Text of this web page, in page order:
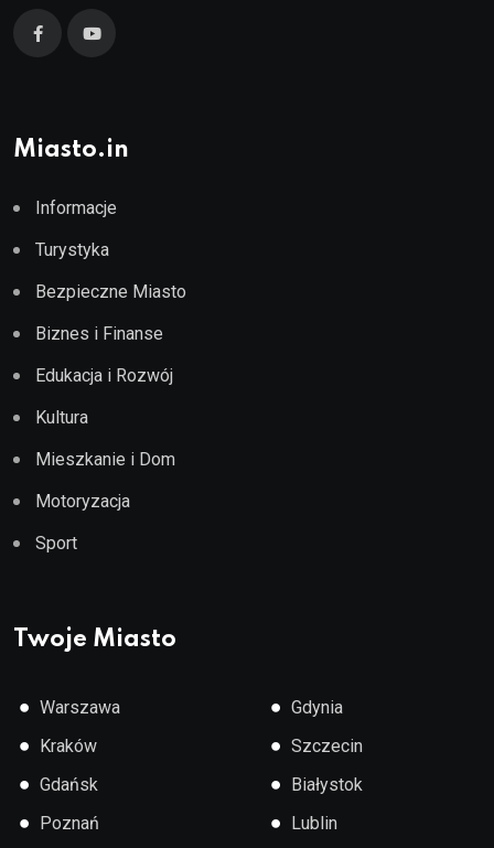
Miasto.in
Informacje
Turystyka
Bezpieczne Miasto
Biznes i Finanse
Edukacja i Rozwój
Kultura
Mieszkanie i Dom
Motoryzacja
Sport
Twoje Miasto
● Warszawa
● Kraków
● Gdańsk
● Poznań
● Gdynia
● Szczecin
● Białystok
● Lublin